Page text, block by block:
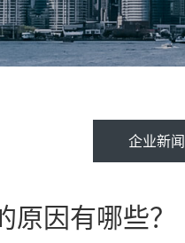
企业新闻
因有哪些？